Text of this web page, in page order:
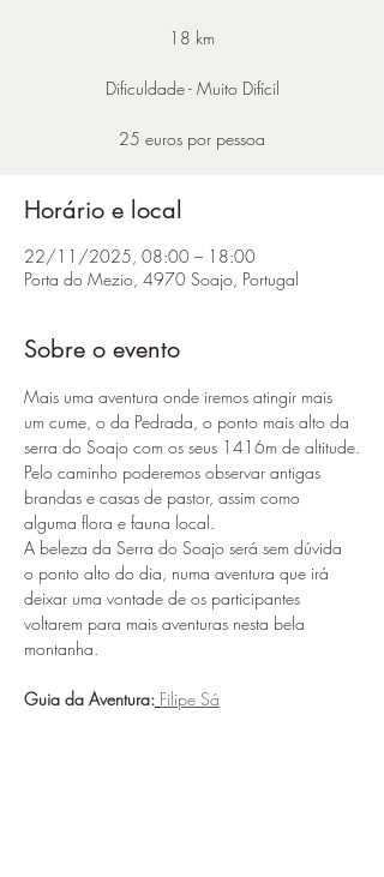
18 km
Dificuldade - Muito Difícil
Horário e local
22/11/2025, 08:00 – 18:00
Porta do Mezio, 4970 Soajo, Portugal
Sobre o evento
Mais uma aventura onde iremos atingir mais
um cume, o da Pedrada, o ponto mais alto da
serra do Soajo com os seus 1416m de altitude.
Pelo caminho poderemos observar antigas
brandas e casas de pastor, assim como
alguma flora e fauna local.
A beleza da Serra do Soajo será sem dúvida
o ponto alto do dia, numa aventura que irá
deixar uma vontade de os participantes
voltarem para mais aventuras nesta bela
montanha.
Guia da Aventura: Filipe Sá